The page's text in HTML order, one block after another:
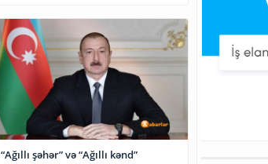
“Ağıllı şəhər” və “Ağıllı kənd”